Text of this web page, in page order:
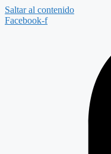
Saltar al contenido
Facebook-f